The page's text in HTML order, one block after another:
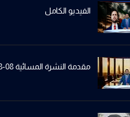
الفيديو الكامل
مقدمة النشرة المسائية 08-08-2026